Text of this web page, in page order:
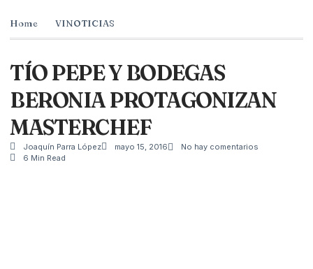
Home VINOTICIAS
TÍO PEPE Y BODEGAS
BERONIA PROTAGONIZAN
MASTERCHEF
Joaquín Parra López mayo 15, 2016
No hay comentarios
6 Min Read